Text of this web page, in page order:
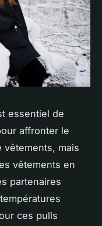
essentiel de
affronter le
mais
vêtements en
partenaires
ces pulls